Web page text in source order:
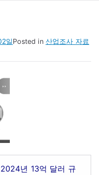
일Posted in 산업조사 자료
년 13억 달러 규